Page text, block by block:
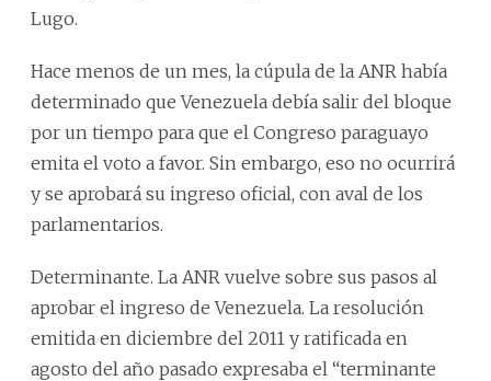
Lugo.
Hace menos de un mes, la cúpula de la ANR había
determinado que Venezuela debía salir del bloque
por un tiempo para que el Congreso paraguayo
emita el voto a favor. Sin embargo, eso no ocurrirá
y se aprobará su ingreso oficial, con aval de los
parlamentarios.
Determinante. La ANR vuelve sobre sus pasos al
aprobar el ingreso de Venezuela. La resolución
emitida en diciembre del 2011 y ratificada en
agosto del año pasado expresaba el “terminante